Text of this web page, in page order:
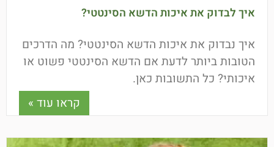
איך לבדוק את איכות הדשא הסינטטי?
איך נבדוק את איכות הדשא הסינטטי? מה הדרכים
הטובות ביותר לדעת אם הדשא הסינטטי פשוט או
איכותי? כל התשובות כאן.
קראו עוד »